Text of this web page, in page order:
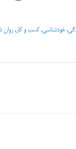
, خودشناسی, کسب و کار,روان